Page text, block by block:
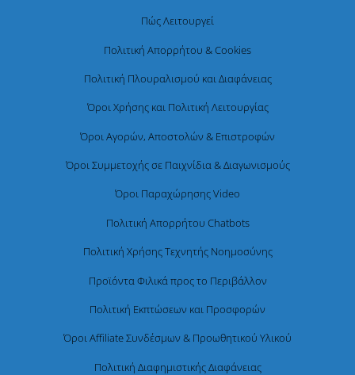
Πώς Λειτουργεί
Πολιτική Απορρήτου & Cookies
Πολιτική Πλουραλισμού και Διαφάνειας
Όροι Χρήσης και Πολιτική Λειτουργίας
Όροι Αγορών, Αποστολών & Επιστροφών
Όροι Συμμετοχής σε Παιχνίδια & Διαγωνισμούς
Όροι Παραχώρησης Video
Πολιτική Απορρήτου Chatbots
Πολιτική Χρήσης Τεχνητής Νοημοσύνης
Προϊόντα Φιλικά προς το Περιβάλλον
Πολιτική Εκπτώσεων και Προσφορών
Όροι Affiliate Συνδέσμων & Προωθητικού Υλικού
Πολιτική Διαφημιστικής Διαφάνειας